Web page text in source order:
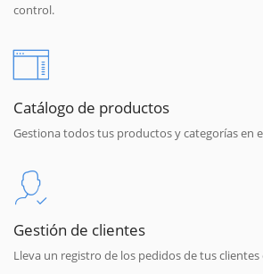
control.
Catálogo de productos
Gestiona todos tus productos y categorías en
Gestión de clientes
Lleva un registro de los pedidos de tus